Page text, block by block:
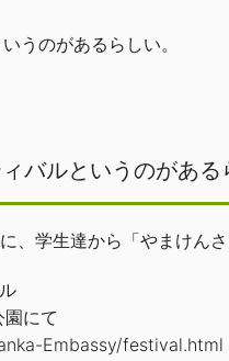
うのがあるらしい。
バルというのがある
、学生達から「やまけん
にて
Embassy/festival.html